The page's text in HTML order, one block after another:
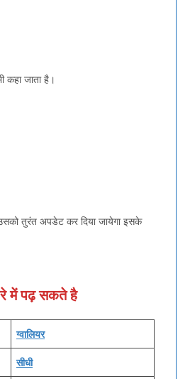
कहा जाता है।
तुरंत अपडेट कर दिया जायेगा इसके
में पढ़ सकते है
ग्‍वालियर
सीधी